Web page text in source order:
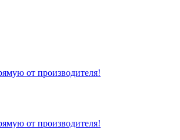
от производителя!
от производителя!